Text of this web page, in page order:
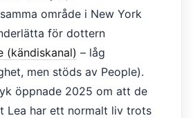
område i New York
för dottern
(kändiskanal) – låg
men stöds av People).
öppnade 2025 om att de
Lea har ett normalt liv trots